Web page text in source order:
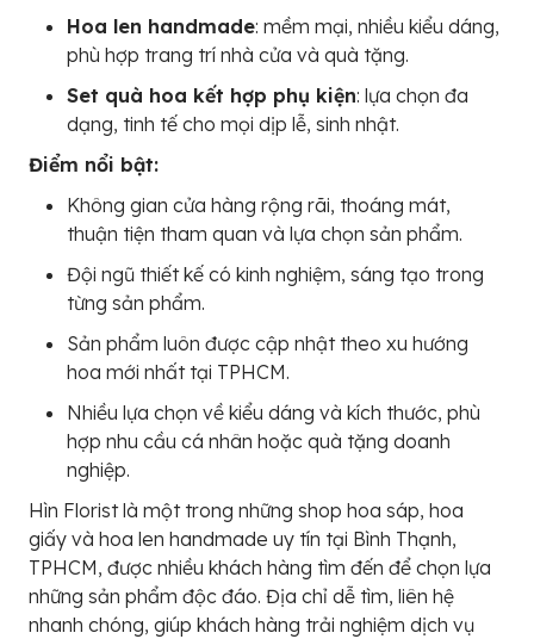
Hoa len handmade: mềm mại, nhiều kiểu dáng,
phù hợp trang trí nhà cửa và quà tặng.
Set quà hoa kết hợp phụ kiện: lựa chọn đa
dạng, tinh tế cho mọi dịp lễ, sinh nhật.
Điểm nổi bật:
Không gian cửa hàng rộng rãi, thoáng mát,
thuận tiện tham quan và lựa chọn sản phẩm.
Đội ngũ thiết kế có kinh nghiệm, sáng tạo trong
từng sản phẩm.
Sản phẩm luôn được cập nhật theo xu hướng
hoa mới nhất tại TPHCM.
Nhiều lựa chọn về kiểu dáng và kích thước, phù
hợp nhu cầu cá nhân hoặc quà tặng doanh
nghiệp.
Hìn Florist là một trong những shop hoa sáp, hoa
giấy và hoa len handmade uy tín tại Bình Thạnh,
TPHCM, được nhiều khách hàng tìm đến để chọn lựa
những sản phẩm độc đáo. Địa chỉ dễ tìm, liên hệ
nhanh chóng, giúp khách hàng trải nghiệm dịch vụ